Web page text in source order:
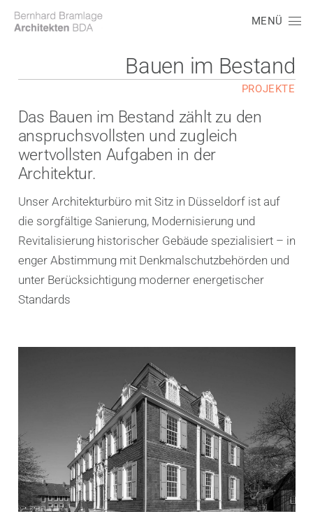
MENÜ
Bauen im Bestand
PROJEKTE
Das Bauen im Bestand zählt zu den
anspruchsvollsten und zugleich
wertvollsten Aufgaben in der
Architektur.
Unser Architekturbüro mit Sitz in Düsseldorf ist auf
die sorgfältige Sanierung, Modernisierung und
Revitalisierung historischer Gebäude spezialisiert – in
enger Abstimmung mit Denkmalschutzbehörden und
unter Berücksichtigung moderner energetischer
Standards